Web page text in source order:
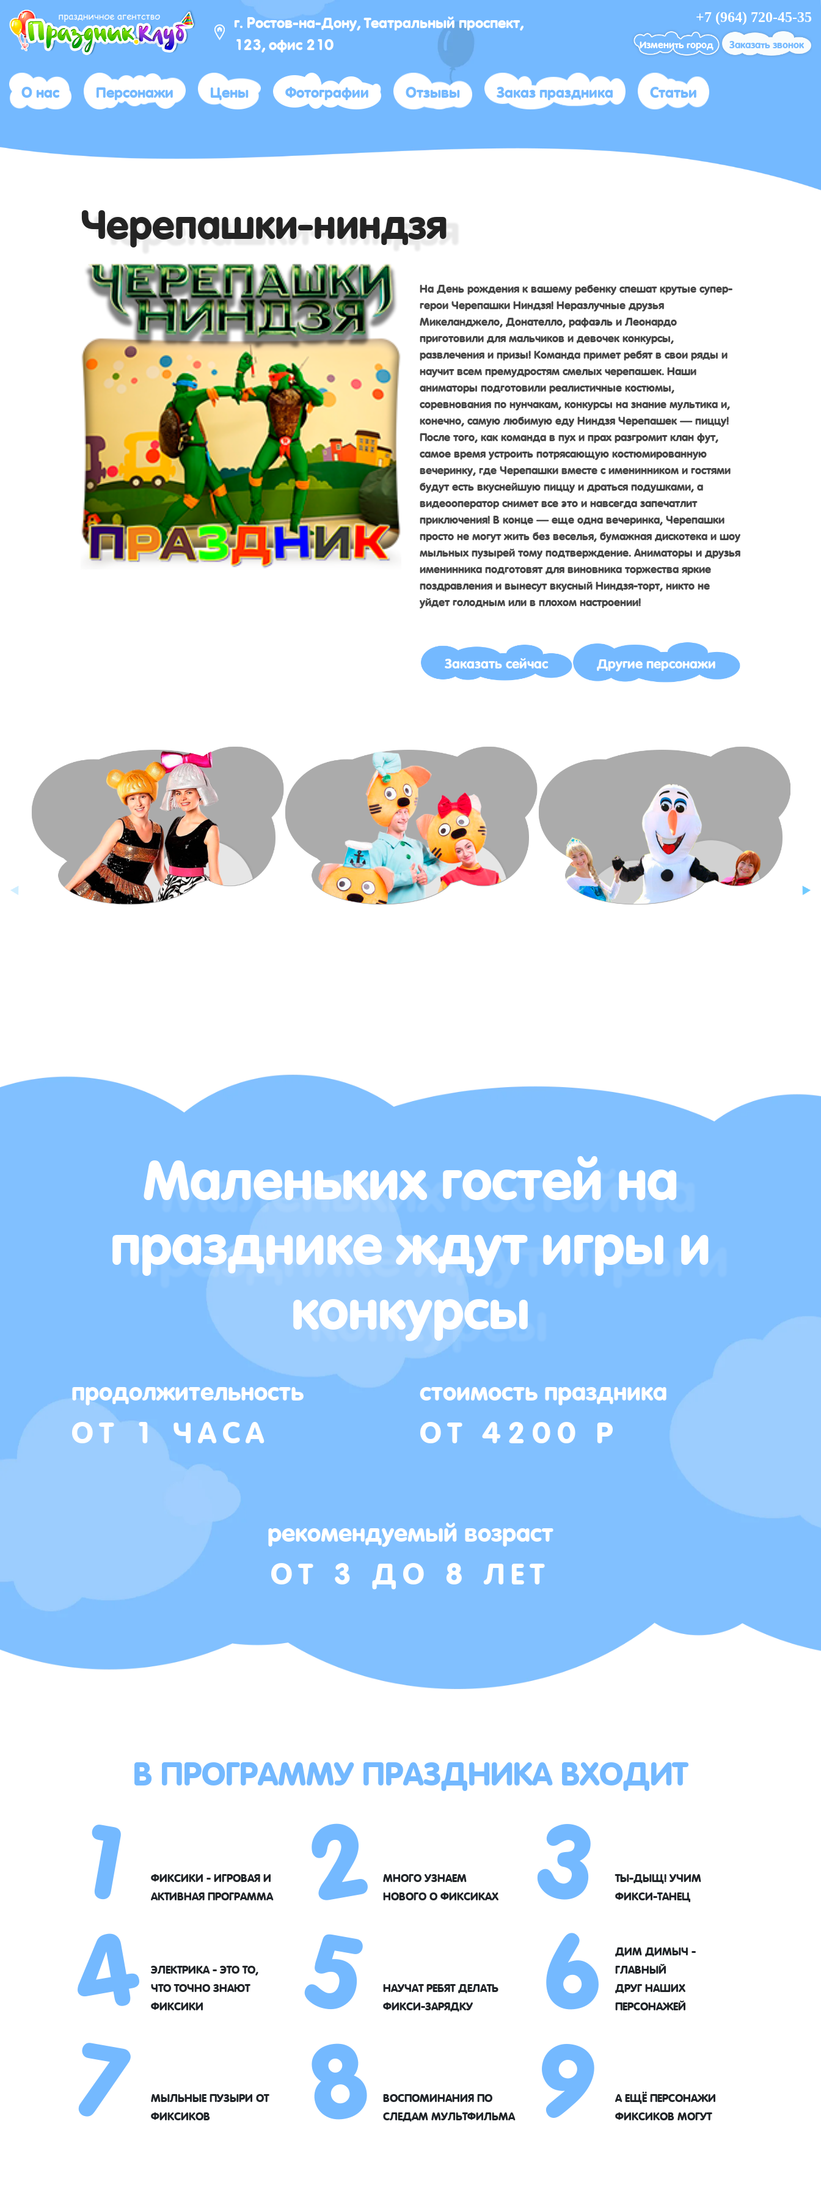
г. Ростов-на-Дону, Театральный проспект,
123, офис 210
+7 (964) 720-45-35
Изменить город Заказать звонок
О нас Персонажи Цены Фотографии Отзывы Заказ праздника Статьи
Черепашки-ниндзя
На День рождения к вашему ребенку спешат крутые супер-
герои Черепашки Ниндзя! Неразлучные друзья
Микеланджело, Донателло, рафаэль и Леонардо
приготовили для мальчиков и девочек конкурсы,
развлечения и призы! Команда примет ребят в свои ряды и
научит всем премудростям смелых черепашек. Наши
аниматоры подготовили реалистичные костюмы,
соревнования по нунчакам, конкурсы на знание мультика и,
конечно, самую любимую еду Ниндзя Черепашек — пиццу!
После того, как команда в пух и прах разгромит клан фут,
самое время устроить потрясающую костюмированную
вечеринку, где Черепашки вместе с именинником и гостями
будут есть вкуснейшую пиццу и драться подушками, а
видеооператор снимет все это и навсегда запечатлит
приключения! В конце — еще одна вечеринка, Черепашки
просто не могут жить без веселья, бумажная дискотека и шоу
мыльных пузырей тому подтверждение. Аниматоры и друзья
именинника подготовят для виновника торжества яркие
поздравления и вынесут вкусный Ниндзя-торт, никто не
уйдет голодным или в плохом настроении!
Заказать сейчас Другие персонажи
Маленьких гостей на
празднике ждут игры и
конкурсы
продолжительность
ОТ 1 ЧАСА
стоимость праздника
ОТ 4200 Р
рекомендуемый возраст
ОТ 3 ДО 8 ЛЕТ
В ПРОГРАММУ ПРАЗДНИКА ВХОДИТ
1ФИКСИКИ - ИГРОВАЯ И
АКТИВНАЯ ПРОГРАММА
2МНОГО УЗНАЕМ
НОВОГО О ФИКСИКАХ
3ТЫ-ДЫЩ! УЧИМ
ФИКСИ-ТАНЕЦ
4ЭЛЕКТРИКА - ЭТО ТО,
ЧТО ТОЧНО ЗНАЮТ
ФИКСИКИ
5НАУЧАТ РЕБЯТ ДЕЛАТЬ
ФИКСИ-ЗАРЯДКУ
6ДИМ ДИМЫЧ -
ГЛАВНЫЙ
ДРУГ НАШИХ
ПЕРСОНАЖЕЙ
7МЫЛЬНЫЕ ПУЗЫРИ ОТ
ФИКСИКОВ
8ВОСПОМИНАНИЯ ПО
СЛЕДАМ МУЛЬТФИЛЬМА
9А ЕЩЁ ПЕРСОНАЖИ
ФИКСИКОВ МОГУТ